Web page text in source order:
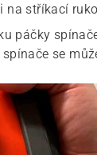
na stříkací
páčky
se